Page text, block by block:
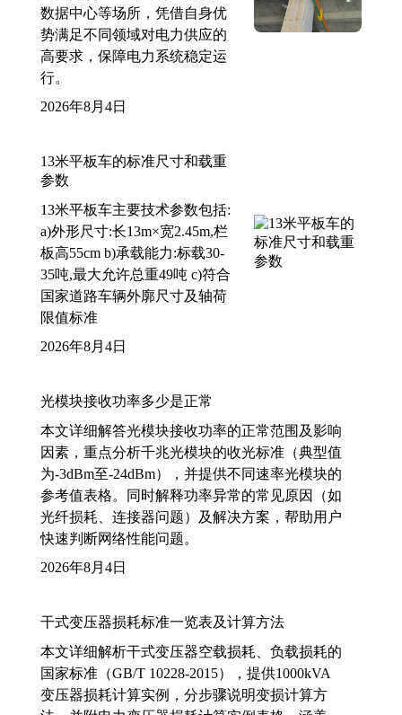
数据中心等场所，凭借自身优
势满足不同领域对电力供应的
高要求，保障电力系统稳定运
行。
2026年8月4日
13米平板车的标准尺寸和载重
参数
13米平板车主要技术参数包括:
a)外形尺寸:长13m×宽2.45m,栏
板高55cm b)承载能力:标载30-
35吨,最大允许总重49吨 c)符合
国家道路车辆外廓尺寸及轴荷
限值标准
2026年8月4日
光模块接收功率多少是正常
本文详细解答光模块接收功率的正常范围及影响
因素，重点分析千兆光模块的收光标准（典型值
为-3dBm至-24dBm），并提供不同速率光模块的
参考值表格。同时解释功率异常的常见原因（如
光纤损耗、连接器问题）及解决方案，帮助用户
快速判断网络性能问题。
2026年8月4日
干式变压器损耗标准一览表及计算方法
本文详细解析干式变压器空载损耗、负载损耗的
国家标准（GB/T 10228-2015），提供1000kVA
变压器损耗计算实例，分步骤说明变损计算方